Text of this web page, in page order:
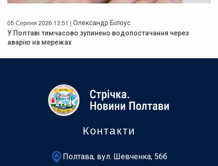
05 Серпня 2026 13:51 | Олександр Білоус
У Полтаві тимчасово зупинено водопостачання через
аварію на мережах
Контакти
Полтава, вул. Шевченка, 56б